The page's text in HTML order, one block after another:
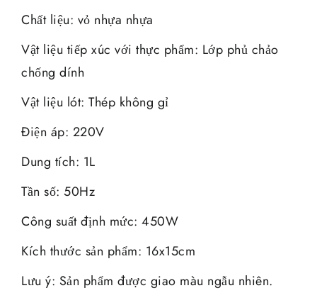
Chất liệu: vỏ nhựa nhựa
Vật liệu tiếp xúc với thực phẩm: Lớp phủ chảo
chống dính
Vật liệu lót: Thép không gỉ
Điện áp: 220V
Dung tích: 1L
Tần số: 50Hz
Công suất định mức: 450W
Kích thước sản phẩm: 16x15cm
Lưu ý: Sản phẩm được giao màu ngẫu nhiên.